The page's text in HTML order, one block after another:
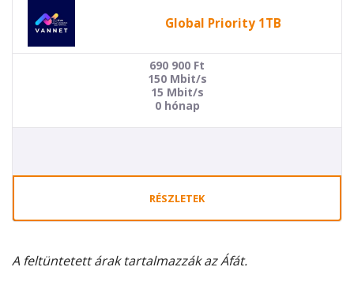
Global Priority 1TB
690 900 Ft
150 Mbit/s
15 Mbit/s
0 hónap
RÉSZLETEK
A feltüntetett árak tartalmazzák az Áfát.